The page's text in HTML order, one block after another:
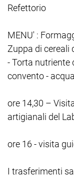
Refettorio
MENU' :
Zuppa di cereali
- Torta nutriente
convento -
ore 14,30 –
artigianali del
ore 16 - visita
I trasferimenti